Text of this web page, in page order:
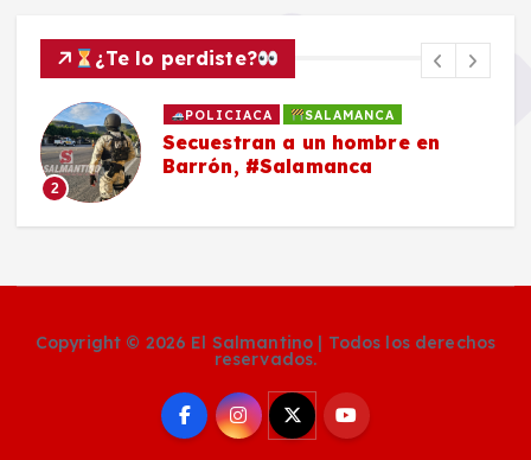
¿Te lo perdiste?
2
POLICIACA SALAMANCA
Secuestran a un hombre en
Barrón, #Salamanca
Copyright © 2026 El Salmantino | Todos los derechos
reservados.